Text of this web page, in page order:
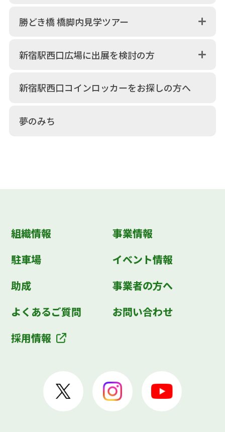
勝どき橋 橋脚内見学ツアー
新宿駅西口広場に出展を検討の方
新宿駅西口コインロッカーをお探しの方へ
夢のみち
組織情報
事業情報
駐車場
イベント情報
助成
事業者の方へ
よくあるご質問
お問い合わせ
採用情報